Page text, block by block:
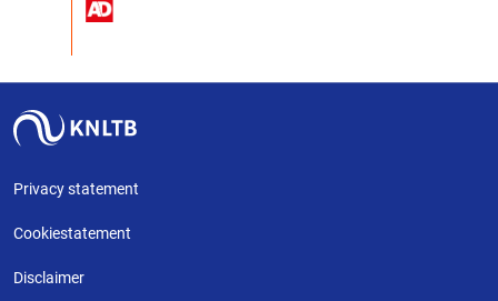
Privacy statement
Cookiestatement
Disclaimer